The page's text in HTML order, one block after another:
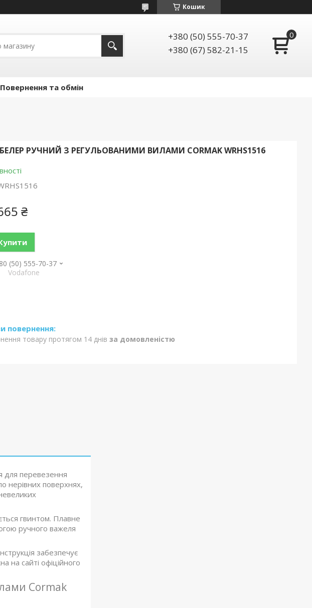
Кошик
+380 (50) 555-70-37
+380 (67) 582-21-15
Повернення та обмін
РУЧНИЙ З РЕГУЛЬОВАНИМИ ВИЛАМИ CORMAK WRHS1516
₴
(50) 555-70-37
Vodafone
товару протягом 14 днів за домовленістю
для перевезення
нерівних поверхнях,
гвинтом. Плавне
ручного важеля
забезпечує
на сайті офіційного
Cormak